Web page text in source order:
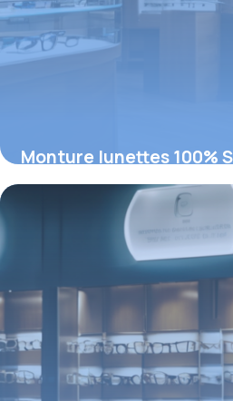
Monture lunettes 100%
normes et